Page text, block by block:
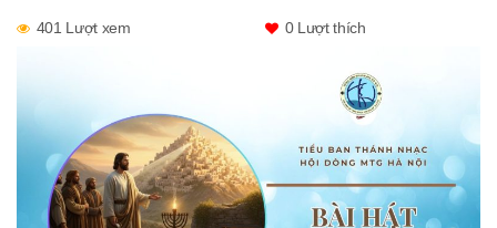
401 Lượt xem 0Lượt thích